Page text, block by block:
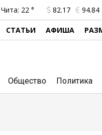
Чита: 22 ° 82.17 94.84
СТАТЬИ АФИША
Общество Политика